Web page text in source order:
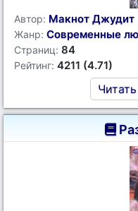
Автор: Макнот Джудит
Жанр: Современные
Страниц: 84
Рейтинг: 4211 (4.71)
Читать